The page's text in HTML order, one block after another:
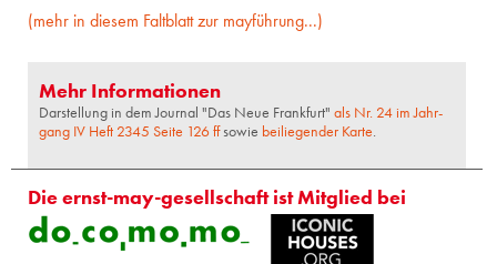
(mehr in die­sem Falt­blatt zur may­füh­rung...)
Mehr Informationen
Dar­stel­lung in dem Jour­nal "Das Neue Frank­furt" als Nr. 24 im Jahr­
gang IV Heft 2345 Seite 126 ffsowie bei­lie­gen­der Karte.
Die ernst-may-gesellschaft ist Mitglied bei